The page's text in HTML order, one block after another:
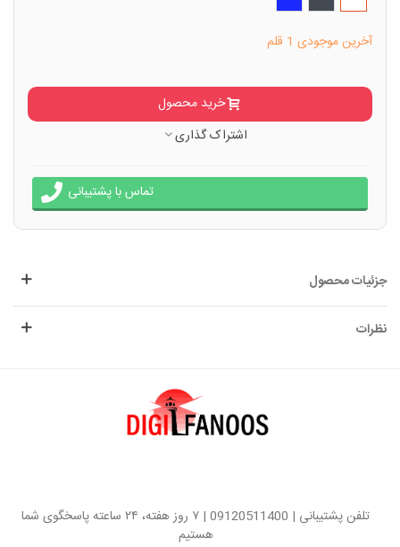
ای
آخرین موجودی 1 قلم
خرید محصول
اشتراک گذاری
تماس با پشتیبانی
جزئیات محصول
نظرات
تلفن پشتیبانی | 09120511400 | ۷ روز هفته، ۲۴ ساعته پاسخگوی شما
هستیم